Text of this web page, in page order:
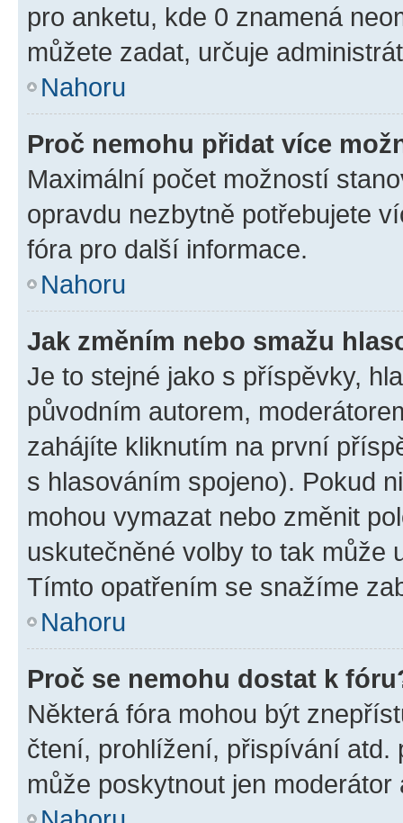
pro anketu, kde 0 znamená
můžete zadat, určuje
Nahoru
Proč nemohu přidat více
Maximální počet možností
opravdu nezbytně potřebujete
fóra pro další informace.
Nahoru
Jak změním nebo smažu
Je to stejné jako s příspěvky,
původním autorem,
zahájíte kliknutím na první
s hlasováním spojeno). Pokud
mohou vymazat nebo změnit
uskutečněné volby to tak může
Tímto opatřením se snažíme
Nahoru
Proč se nemohu dostat k
Některá fóra mohou být
čtení, prohlížení, přispívání atd.
může poskytnout jen